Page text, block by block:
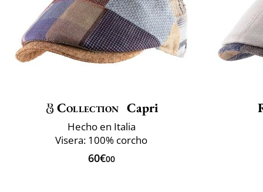
Collection Capri
Hecho en Italia
Visera: 100% corcho
60€00